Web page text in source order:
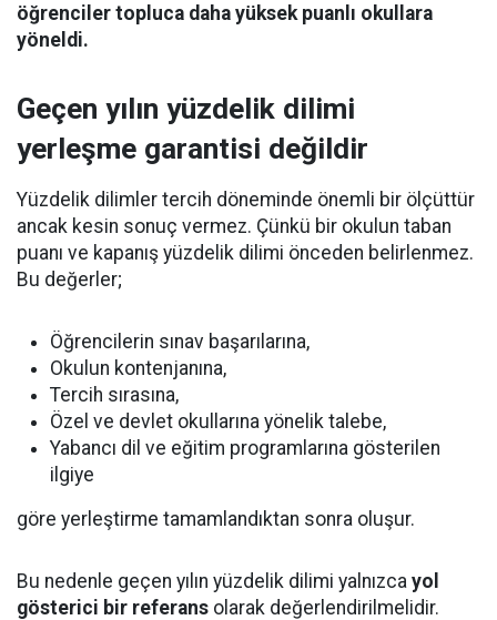
öğrenciler topluca daha yüksek puanlı okullara
yöneldi.
Geçen yılın yüzdelik dilimi
yerleşme garantisi değildir
Yüzdelik dilimler tercih döneminde önemli bir ölçüttür
ancak kesin sonuç vermez. Çünkü bir okulun taban
puanı ve kapanış yüzdelik dilimi önceden belirlenmez.
Bu değerler;
Öğrencilerin sınav başarılarına,
Okulun kontenjanına,
Tercih sırasına,
Özel ve devlet okullarına yönelik talebe,
Yabancı dil ve eğitim programlarına gösterilen
ilgiye
göre yerleştirme tamamlandıktan sonra oluşur.
Bu nedenle geçen yılın yüzdelik dilimi yalnızca yol
gösterici bir referans olarak değerlendirilmelidir.